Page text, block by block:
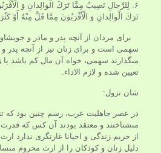
۶. لِلرِّجالِ نَصِيبٌ مِمَّا تَرَكَ الْوالِدانِ وَ
تَرَكَ الْوالِدانِ وَ الْأَقْرَبُونَ مِمَّا قَلَّ مِنْهُ أَوْ
براى مردان از آنچه پدر و مادر و
سهمى است و براى زنان نيز از آنچه پدر و
مى‏گذارند سهمى، خواه آن مال كم باشد
تعيين شده و لازم الاداء.
شان نزول:
در عصر جاهليت عرب، رسم چنين بود كه
مى‏شناختند و معتقد بودند آن كس كه
از حريم زندگى و احيانا غارتگرى ندارد
دليل زنان و كودكان را از ارث محروم